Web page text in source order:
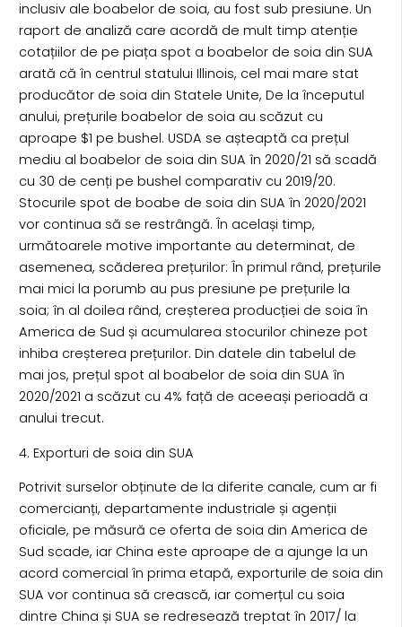
inclusiv ale boabelor de soia, au fost sub presiune. Un
raport de analiză care acordă de mult timp atenție
cotațiilor de pe piața spot a boabelor de soia din SUA
arată că în centrul statului Illinois, cel mai mare stat
producător de soia din Statele Unite, De la începutul
anului, prețurile boabelor de soia au scăzut cu
aproape $1 pe bushel. USDA se așteaptă ca prețul
mediu al boabelor de soia din SUA în 2020/21 să scadă
cu 30 de cenți pe bushel comparativ cu 2019/20.
Stocurile spot de boabe de soia din SUA în 2020/2021
vor continua să se restrângă. În același timp,
următoarele motive importante au determinat, de
asemenea, scăderea prețurilor: În primul rând, prețurile
mai mici la porumb au pus presiune pe prețurile la
soia; în al doilea rând, creșterea producției de soia în
America de Sud și acumularea stocurilor chineze pot
inhiba creșterea prețurilor. Din datele din tabelul de
mai jos, prețul spot al boabelor de soia din SUA în
2020/2021 a scăzut cu 4% față de aceeași perioadă a
anului trecut.
4. Exporturi de soia din SUA
Potrivit surselor obținute de la diferite canale, cum ar fi
comercianți, departamente industriale și agenții
oficiale, pe măsură ce oferta de soia din America de
Sud scade, iar China este aproape de a ajunge la un
acord comercial în prima etapă, exporturile de soia din
SUA vor continua să crească, iar comerțul cu soia
dintre China și SUA se redresează treptat în 2017/ la